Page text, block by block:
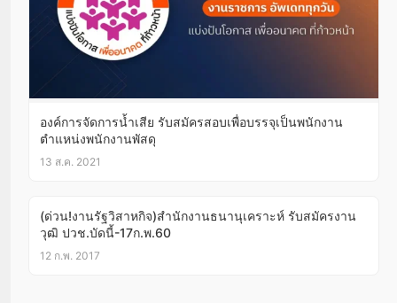
องค์การจัดการน้ำเสีย รับสมัครสอบเพื่อบรรจุเป็นพนักงาน
ตำแหน่งพนักงานพัสดุ
13 ส.ค. 2021
(ด่วน!งานรัฐวิสาหกิจ)สำนักงานธนานุเคราะห์ รับสมัครงาน
วุฒิ ปวช.บัดนี้-17ก.พ.60
12 ก.พ. 2017